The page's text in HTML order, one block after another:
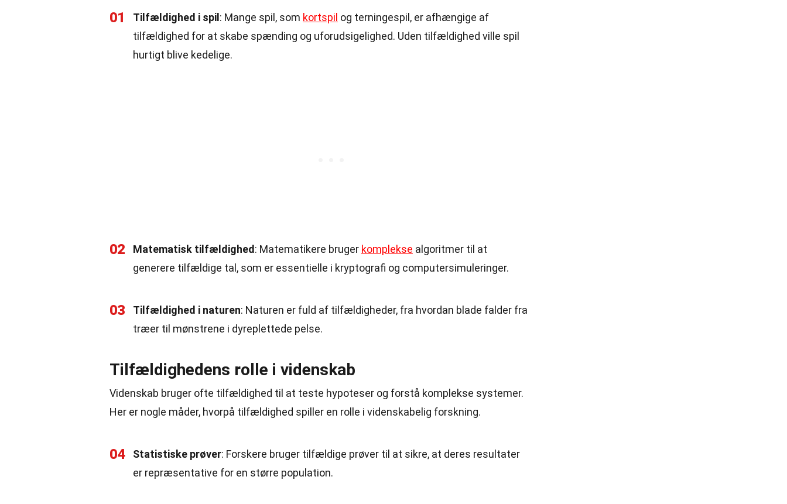
01 Tilfældighed i spil : Mange spil, som kortspil og terningespil, er afhængige af
tilfældighed for at skabe spænding og uforudsigelighed. Uden tilfældighed ville spil
hurtigt blive kedelige.
02 Matematisk tilfældighed : Matematikere bruger komplekse algoritmer til at
generere tilfældige tal, som er essentielle i kryptografi og computersimuleringer.
03 Tilfældighed i naturen: Naturen er fuld af tilfældigheder, fra hvordan blade falder fra
træer til mønstrene i dyreplettede pelse.
Tilfældighedens rolle i videnskab
Videnskab bruger ofte tilfældighed til at teste hypoteser og forstå komplekse systemer.
Her er nogle måder, hvorpå tilfældighed spiller en rolle i videnskabelig forskning.
04 Statistiske prøver: Forskere bruger tilfældige prøver til at sikre, at deres resultater
er repræsentative for en større population.